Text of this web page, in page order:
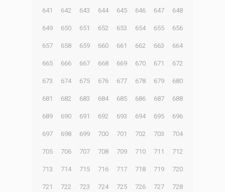
641 642 643 644 645 646 647 648
649 650 651 652 653 654 655 656
657 658 659 660 661 662 663 664
665 666 667 668 669 670 671 672
673 674 675 676 677 678 679 680
681 682 683 684 685 686 687 688
689 690 691 692 693 694 695 696
697 698 699 700 701 702 703 704
705 706 707 708 709 710 711 712
713 714 715 716 717 718 719 720
721 722 723 724 725 726 727 728